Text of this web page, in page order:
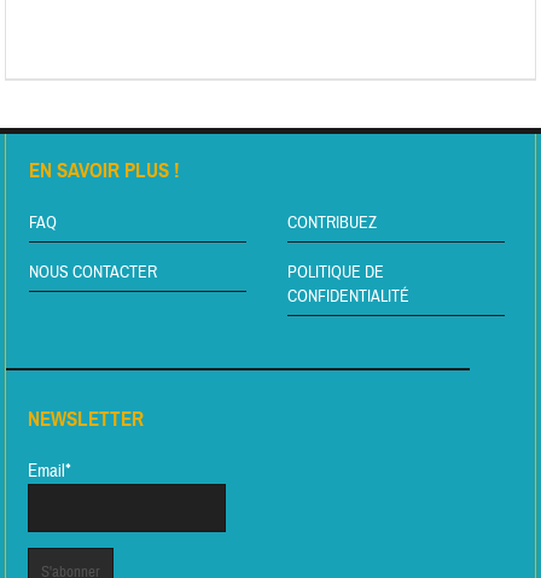
EN SAVOIR PLUS !
FAQ CONTRIBUEZ
NOUS CONTACTER
POLITIQUE DE
CONFIDENTIALITÉ
NEWSLETTER
Email*